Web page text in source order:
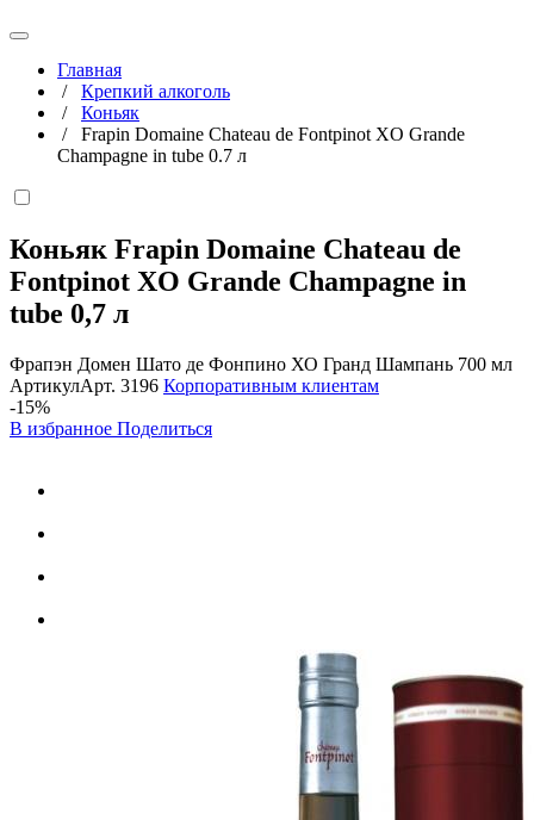
Главная
/ Крепкий алкоголь
/ Коньяк
/ Frapin Domaine Chateau de Fontpinot XO Grande
Champagne in tube 0.7 л
Коньяк Frapin Domaine Chateau de
Fontpinot XO Grande Champagne in
tube 0,7 л
Фрапэн Домен Шато де Фонпино ХО Гранд Шампань 700 мл
АртикулАрт. 3196 Корпоративным клиентам
-15%
В избранное Поделиться